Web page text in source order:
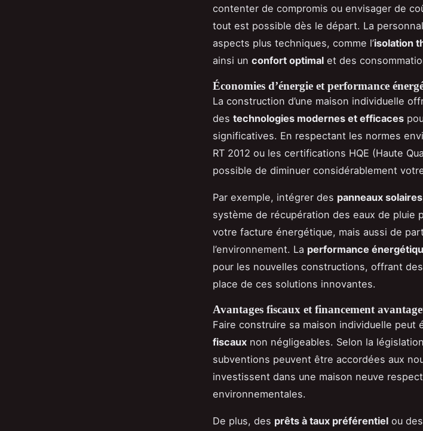
contenter de compromis ou envisager de
tout est possible dès le départ. La
aspects plus techniques, comme l’isolation
ainsi un confort optimal et des
Économies d’énergie et performance
La construction d’une maison individuelle
des technologies modernes et efficaces
significatives. En respectant les normes
RT 2012 ou les certifications HQE (Haute
possible de diminuer considérablement
Par exemple, intégrer des panneaux solaires
système de récupération des eaux de pluie
votre facture énergétique, mais aussi de
l’environnement. La performance
pour les nouvelles constructions, offrant
place de ces solutions innovantes.
Avantages fiscaux et financement
Faire construire sa maison individuelle peut
fiscaux non négligeables. Selon la
subventions peuvent être accordées aux
investissent dans une maison neuve
environnementales.
De plus, des prêts à taux préférentiel ou des